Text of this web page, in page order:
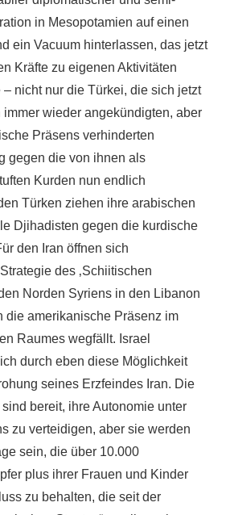
in Mesopotamien auf einen
ein Vacuum hinterlassen, das jetzt
Kräfte zu eigenen Aktivitäten
nicht nur die Türkei, die sich jetzt
immer wieder angekündigten, aber
Präsens verhinderten
gegen die von ihnen als
Kurden nun endlich
Türken ziehen ihre arabischen
Djihadisten gegen die kurdische
den Iran öffnen sich
des ‚Schiitischen
Norden Syriens in den Libanon
die amerikanische Präsenz im
Raumes wegfällt. Israel
durch eben diese Möglichkeit
seines Erzfeindes Iran. Die
bereit, ihre Autonomie unter
zu verteidigen, aber sie werden
sein, die über 10.000
plus ihrer Frauen und Kinder
zu behalten, die seit der